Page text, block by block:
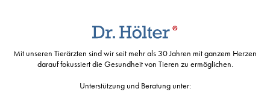
Mit unseren Tierärzten sind wir seit mehr als 30 Jahren mit ganzem Herzen
darauf fokussiert die Gesundheit von Tieren zu ermöglichen.
Unterstützung und Beratung unter: